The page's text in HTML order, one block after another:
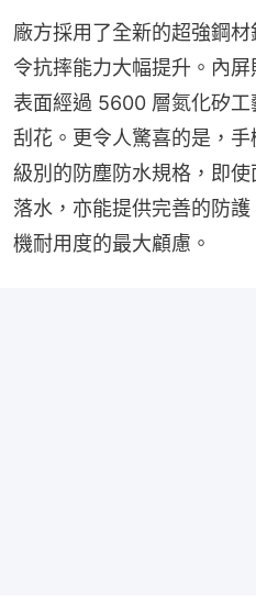
廠方採用了全新的超強鋼材
令抗摔能力大幅提升。內屏
表面經過 5600 層氮化矽
刮花。更令人驚喜的是，
級別的防塵防水規格，即
落水，亦能提供完善的防
機耐用度的最大顧慮。